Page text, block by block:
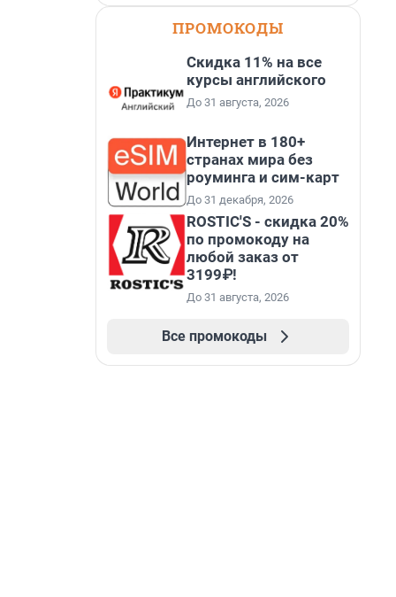
ПРОМОКОДЫ
Скидка 11% на все
курсы английского
До 31 августа, 2026
Интернет в 180+
странах мира без
роуминга и сим-карт
До 31 декабря, 2026
ROSTIC'S - скидка 20%
по промокоду на
любой заказ от
3199₽!
До 31 августа, 2026
Все промокоды